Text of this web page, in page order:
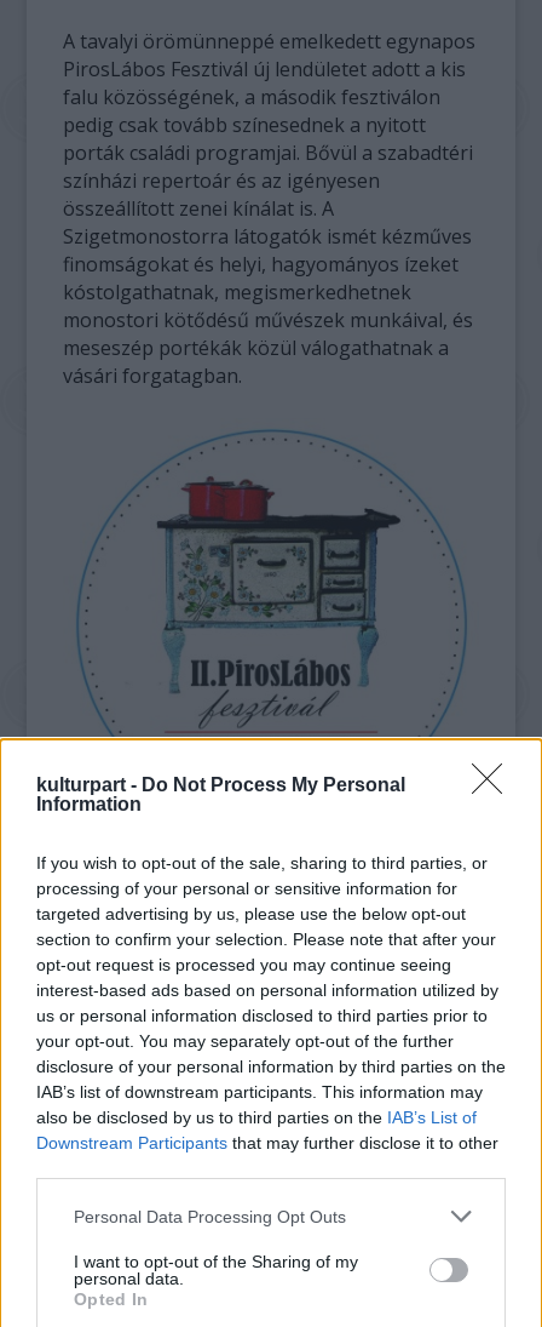
kulturpart - Do Not Process My Personal
Information
If you wish to opt-out of the sale, sharing to third parties, or
processing of your personal or sensitive information for
targeted advertising by us, please use the below opt-out
section to confirm your selection. Please note that after your
opt-out request is processed you may continue seeing
interest-based ads based on personal information utilized by
us or personal information disclosed to third parties prior to
your opt-out. You may separately opt-out of the further
disclosure of your personal information by third parties on the
IAB’s list of downstream participants. This information may
also be disclosed by us to third parties on the IAB’s List of
Downstream Participants that may further disclose it to other
Please note that this website/app uses one or more Google
not limited to your visit or usage behaviour. You may click to
grant or deny consent to Google and its third-party tags to
use your data for below specified purposes in below Google
Personal Data Processing Opt Outs
I want to opt-out of the Sharing of my
personal data.
Opted In
A tavalyi örömünneppé emelkedett egynapos
PirosLábos Fesztivál új lendületet adott a kis
falu közösségének, a második fesztiválon
pedig csak tovább színesednek a nyitott
porták családi programjai. Bővül a szabadtéri
színházi repertoár és az igényesen
összeállított zenei kínálat is. A
Szigetmonostorra látogatók ismét kézműves
finomságokat és helyi, hagyományos ízeket
kóstolgathatnak, megismerkedhetnek
monostori kötődésű művészek munkáival, és
meseszép portékák közül válogathatnak a
vásári forgatagban.
Mire számíthat a kedves látogató? Az
egynapos rendezvény alatt minden
korosztály számára élvezetes és tartalmas
programokat kínálnak.
Zenei programok, többek között: Szeder,
Maszkura és a Tücsökraj, Magashegyi
Underground. Lesznek továbbá helyi
kötődésű kortárs művészeti kiállítások,
képző- és iparművészeti bemutatók, irodalmi
műsor, veteren autó és motor, továbbá
varrógép kiállítás, bolhapiac és könyvturkáló.
A Fesztiválra való belépés ingyenes, azonban
az előzetes regisztrálók között értékes